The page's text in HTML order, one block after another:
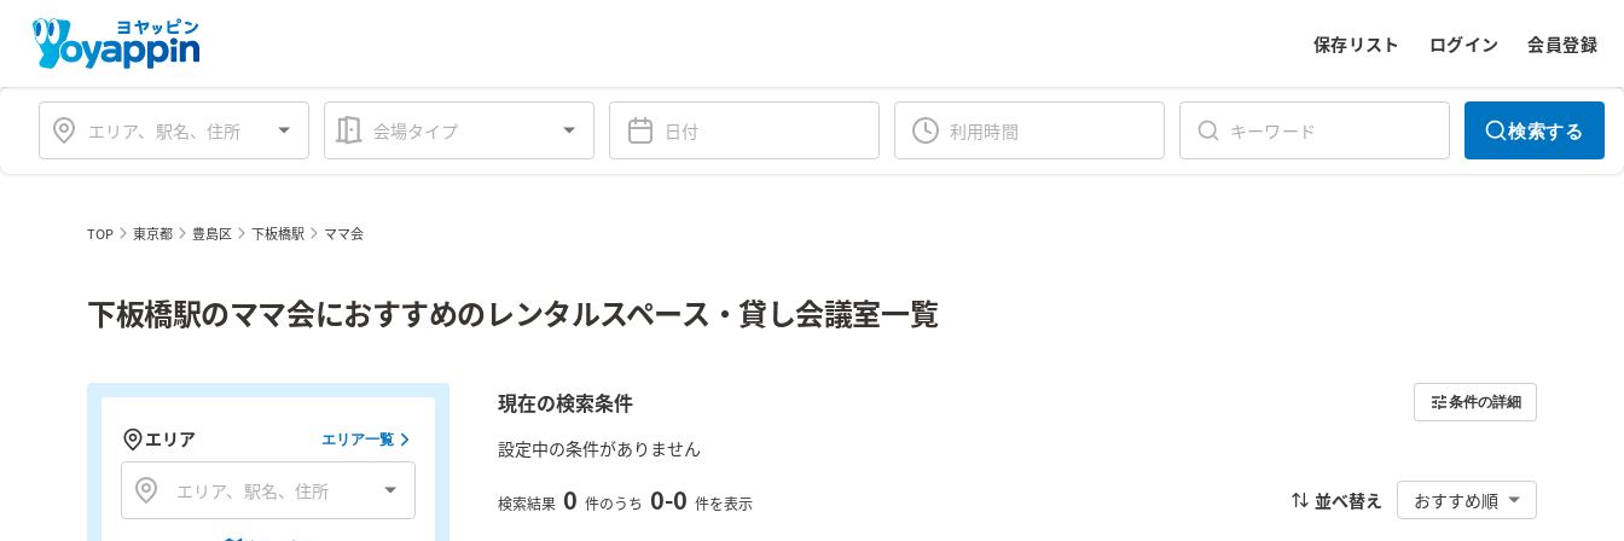
保存リスト ログイン 会員登録
会場タイプ 検索する
TOP 東京都 豊島区 下板橋駅 ママ会
下板橋駅のママ会におすすめのレンタルスペース・貸し会議室一覧
現在の検索条件 条件の詳細
設定中の条件がありません
検索結果 0 件のうち 0-0 件を表示 並べ替え おすすめ順
エリア エリア一覧